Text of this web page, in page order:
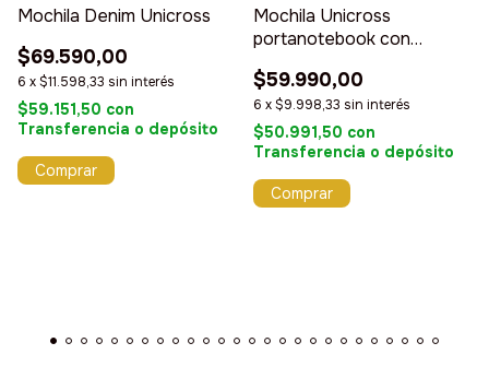
Mochila Denim Unicross
$69.590,00
6 x$11.598,33 sin interés
$59.151,50 con
Transferencia o depósito
Mochila Unicross
portanotebook con
$59.990,00
6 x$9.998,33 sin interés
$50.991,50 con
Transferencia o depósito